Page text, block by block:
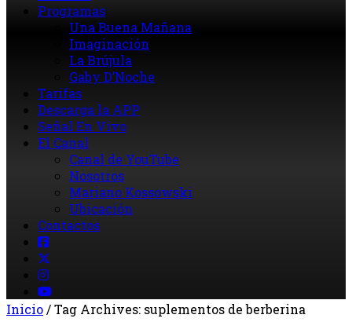
Programas
Una Buena Mañana
Imaginación
La Brújula
Gaby D’Noche
Tarifas
Descarga la APP
Señal En Vivo
El Canal
Canal de YouTube
Nosotros
Mariano Kossowski
Ubicación
Contactos
Inicio/Tag Archives: suplementos de berberina